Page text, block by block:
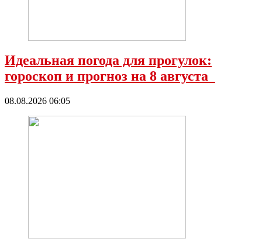
Идеальная погода для прогулок:
гороскоп и прогноз на 8 августа
08.08.2026 06:05